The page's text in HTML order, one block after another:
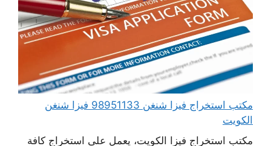
مكتب استخراج فيزا شنغن 98951133 فيزا شنغن
الكويت
مكتب استخراج فيزا الكويت، يعمل على استخراج كافة